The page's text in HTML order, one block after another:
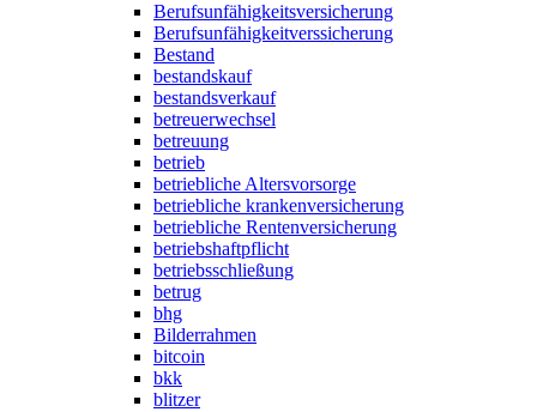
Berufsunfähigkeitsversicherung
Berufsunfähigkeitverssicherung
Bestand
bestandskauf
bestandsverkauf
betreuerwechsel
betreuung
betrieb
betriebliche Altersvorsorge
betriebliche krankenversicherung
betriebliche Rentenversicherung
betriebshaftpflicht
betriebsschließung
betrug
bhg
Bilderrahmen
bitcoin
bkk
blitzer